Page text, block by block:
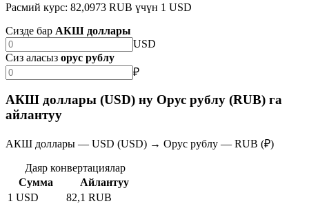
Расмий курс: 82,0973 RUB үчүн 1 USD
Сизде бар АКШ доллары
USD
Сиз аласыз орус рублу
₽
АКШ доллары (USD) ну Орус рублу (RUB) га
айлантуу
АКШ доллары — USD (USD) → Орус рублу — RUB (₽)
Даяр конвертациялар
Сумма
Айлантуу
1 USD
82,1 RUB